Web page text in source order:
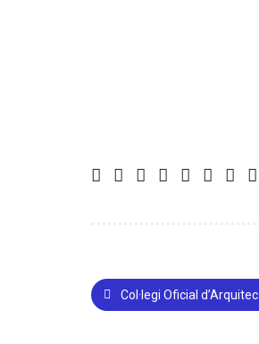
Col·legi Oficial d’Arquitectes – COAIB